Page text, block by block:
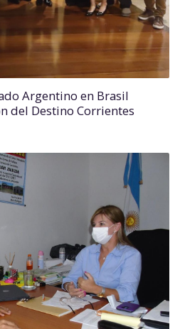
Argentino en Brasil
del Destino Corrientes